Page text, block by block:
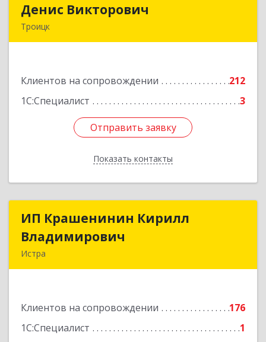
Денис Викторович
Троицк
Клиентов на сопровождении
212
1С:Специалист
3
Отправить заявку
Показать контакты
Денис Викторович
Подробнее
Отправить заявку
Назад
ИП Крашенинин Кирилл
Владимирович
Истра
Клиентов на сопровождении
176
1С:Специалист
1
ИП Крашенинин Кирилл
Подробнее